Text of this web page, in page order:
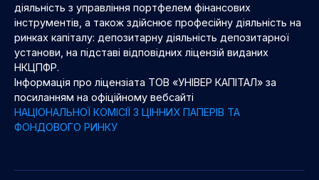
діяльність з управління портфелем фінансових
інструментів, а також здійснює професійну діяльність на
ринках капіталу: депозитарну діяльність депозитарної
установи, на підставі відповідних ліцензій виданих
НКЦПФР.
Інформація про ліцензіата ТОВ «УНІВЕР КАПІТАЛ» за
посиланням на офіційному вебсайті
НАЦІОНАЛЬНОЇ КОМІСІЇ З ЦІННИХ ПАПЕРІВ ТА
ФОНДОВОГО РИНКУ